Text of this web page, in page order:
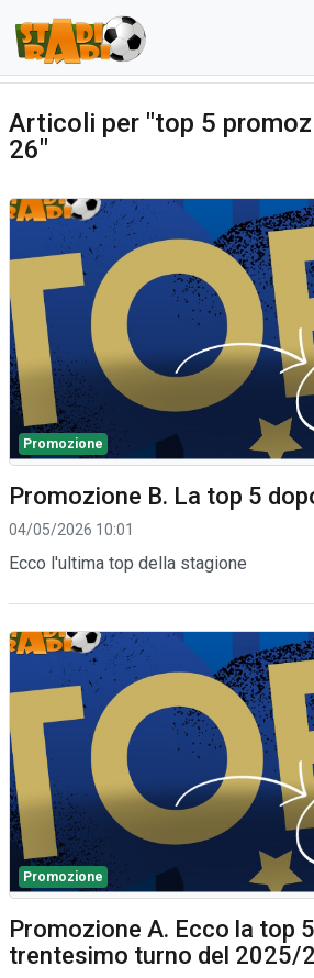
Articoli per "top 5
26"
Promozione
Promozione B. La top 5
04/05/2026 10:01
Ecco l'ultima top della stagione
Promozione
Promozione A. Ecco la top
trentesimo turno del 2025/